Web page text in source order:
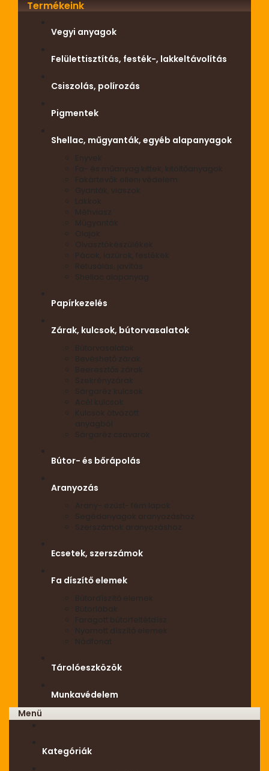
Termékeink
Vegyi anyagok
Felülettisztítás, festék-, lakkeltávolítás
Csiszolás, polírozás
Pigmentek
Shellac, műgyanták, egyéb alapanyagok
Enyvek
Fa- és műanyag kittek, kitöltőanyagok
Fakártevők elleni védelem
Gyanták, viaszok
Lakkok
Méhviasz
Műgyanták
Olajok
Olvasztókészülékek
Pácok, lazúrok, festékek
Retusálás, javítás
Papírkezelés
Zárak, kulcsok, bútorvasalatok
Bútorvasalatok
Bevéshető zárak
Beeresztős zárak
Szekrényzárak
Sárgaréz kulcsok
Acél kulcsok
Kulcsok ötvözött
Sárgaréz csavarok
Bútor- és bőrápolás
Aranyozás
Arany- ezüst- fém lapok
Segédanyagok aranyozáshoz
Szerszámok aranyozáshoz
Ecsetek, szerszámok
Fa díszítő elemek
Bútordíszítő elemek
Bútorlábak
Faragott bútorfeltétdísz
Nyomott díszítő elemek
Tárolóeszközök
Munkavédelem
Menü
Kategóriák